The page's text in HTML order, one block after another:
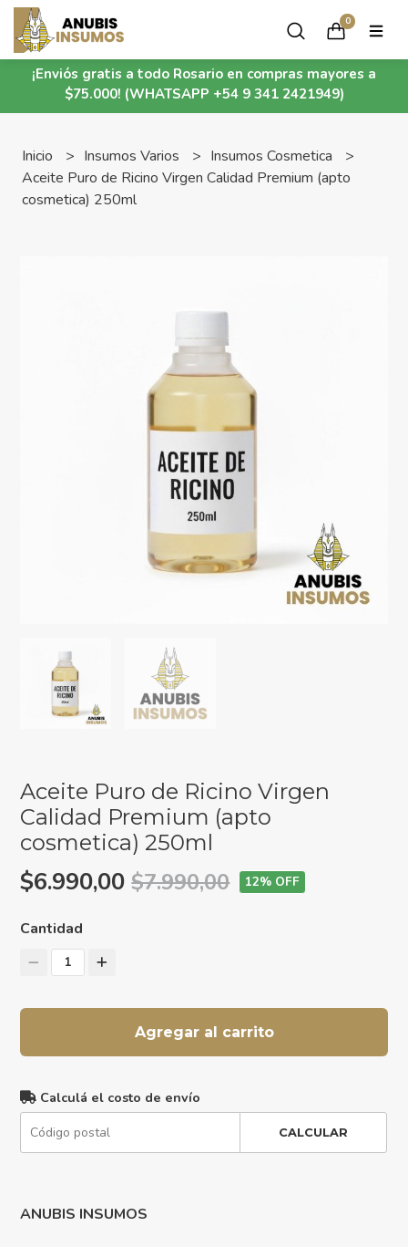
¡Enviós gratis a todo Rosario en compras mayores a
$75.000! (WHATSAPP +54 9 341 2421949)
0
Inicio Insumos Varios
Insumos Cosmetica
Aceite Puro de Ricino Virgen Calidad Premium (apto
cosmetica) 250ml
Aceite Puro de Ricino Virgen
Calidad Premium (apto
cosmetica) 250ml
$6.990,00$7.990,00 12% OFF
Cantidad
1
Agregar al carrito
Calculá el costo de envío
CALCULAR
ANUBIS INSUMOS